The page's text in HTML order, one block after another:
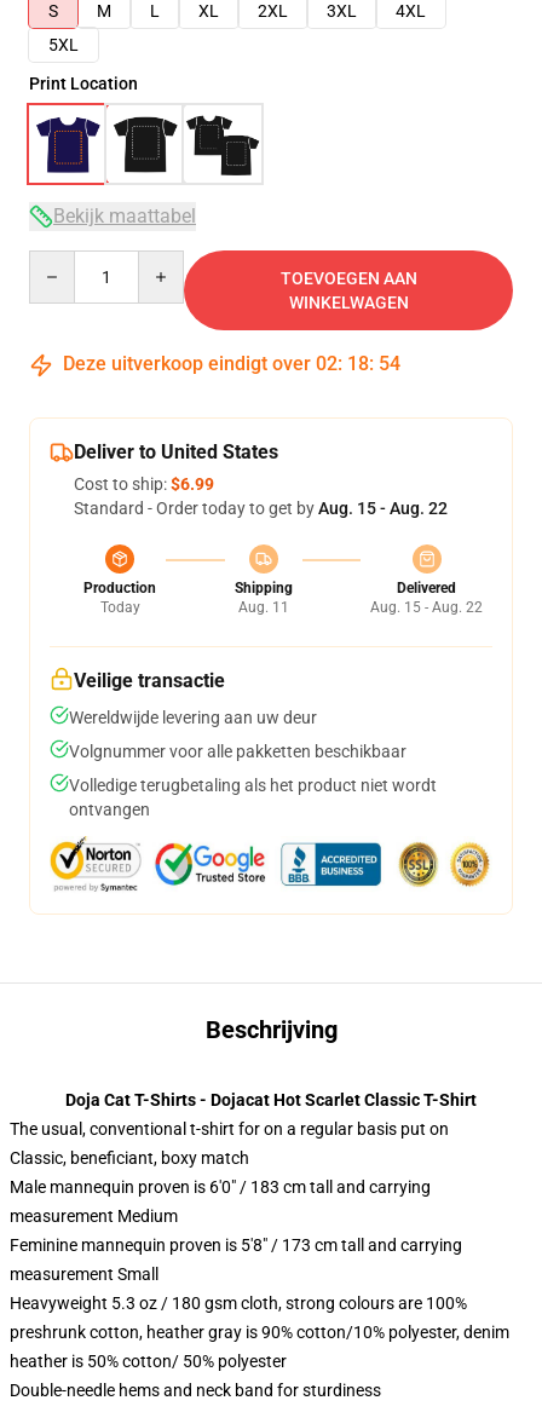
S
M L XL 2XL 3XL
4XL
5XL
Print Location
Bekijk maattabel
TOEVOEGEN AAN
WINKELWAGEN
Deze uitverkoop eindigt over 02: 18: 53
Deliver to United States
Cost to ship:$6.99
Standard - Order today to get byAug. 15 - Aug. 22
Production
Today
Shipping
Aug. 11
Delivered
Aug. 15 - Aug. 22
Veilige transactie
Wereldwijde levering aan uw deur
Volgnummer voor alle pakketten beschikbaar
Volledige terugbetaling als het product niet wordt
ontvangen
Beschrijving
Doja Cat T-Shirts - Dojacat Hot Scarlet Classic T-Shirt
The usual, conventional t-shirt for on a regular basis put on
Classic, beneficiant, boxy match
Male mannequin proven is 6'0" / 183 cm tall and carrying
measurement Medium
Feminine mannequin proven is 5'8" / 173 cm tall and carrying
measurement Small
Heavyweight 5.3 oz / 180 gsm cloth, strong colours are 100%
preshrunk cotton, heather gray is 90% cotton/10% polyester, denim
heather is 50% cotton/ 50% polyester
Double-needle hems and neck band for sturdiness